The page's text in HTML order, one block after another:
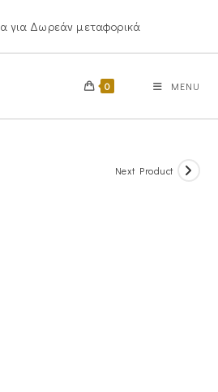
για Δωρεάν μεταφορικά
0 MENU
Next Product